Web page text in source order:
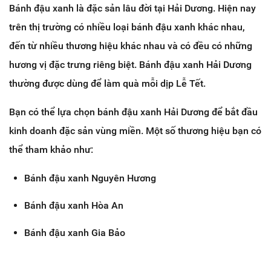
Bánh đậu xanh là đặc sản lâu đời tại Hải Dương. Hiện nay
trên thị trường có nhiều loại bánh đậu xanh khác nhau,
đến từ nhiều thương hiệu khác nhau và có đều có những
hương vị đặc trưng riêng biệt. Bánh đậu xanh Hải Dương
thường được dùng để làm quà mỗi dịp Lễ Tết.
Bạn có thể lựa chọn bánh đậu xanh Hải Dương để bắt đầu
kinh doanh đặc sản vùng miền. Một số thương hiệu bạn có
thể tham khảo như:
Bánh đậu xanh Nguyên Hương
Bánh đậu xanh Hòa An
Bánh đậu xanh Gia Bảo